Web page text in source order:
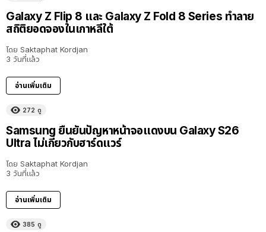
Galaxy Z Flip 8 และ Galaxy Z Fold 8 Series ทำลาย
สถิติยอดจองในเกาหลีใต้
โดย Saktaphat Kordjan
3 วันที่แล้ว
อ่านเพิ่มเติม
272 ดู
Samsung ยืนยันปัญหาหน้าจอแดงบน Galaxy S26
Ultra ไม่เกี่ยวกับฮาร์ดแวร์
โดย Saktaphat Kordjan
3 วันที่แล้ว
อ่านเพิ่มเติม
385 ดู